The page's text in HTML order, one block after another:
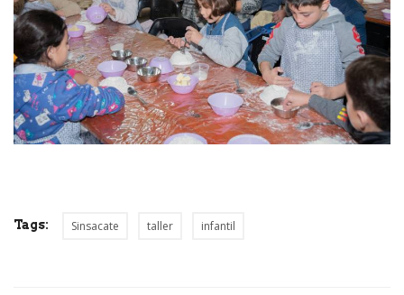
Tags: Sinsacate taller infantil